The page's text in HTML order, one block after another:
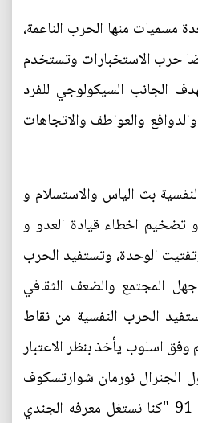
مسميات منها الحرب الناعمة،
حرب الاستخبارات وتستخدم
الجانب السيكولوجي للفرد
والعواطف والاتجاهات
بث الياس والاستسلام و
و تضخيم اخطاء قيادة العدو و
الوحدة، وتستفيد الحرب
المجتمع والضعف الثقافي
الحرب النفسية من نقاط
اسلوب يأخذ بنظر الاعتبار
الجنرال نورمان شوارتسكوف
قائد جيوش التحالف عام 91 "كنا نستغل معرفه الجندي